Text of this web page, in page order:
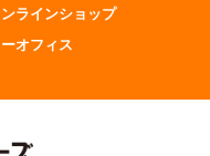
ラインショップ
オフィス